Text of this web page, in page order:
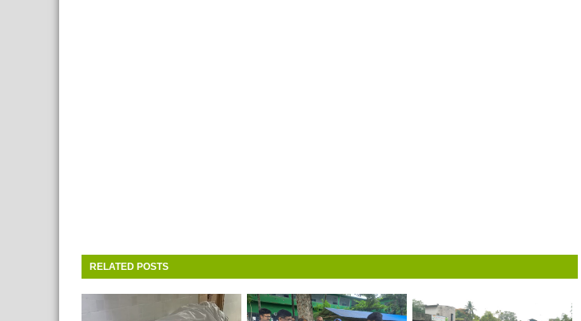
RELATED POSTS